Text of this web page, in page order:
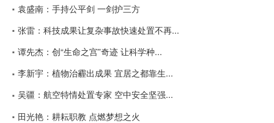
袁盛南：手持公平剑 一剑护三方
张雷：科技成果让复杂事故快速处置不再...
谭先杰：创“生命之宫”奇迹 让科学种...
李新宇：植物治霾出成果 宜居之都靠生...
吴疆：航空特情处置专家 空中安全坚强...
田光艳：耕耘职教 点燃梦想之火